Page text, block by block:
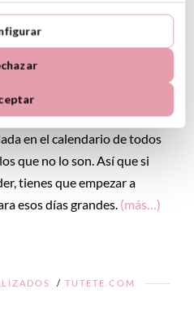
DE ABRIL»
2013
la esperadaFeria de
en el calendario de todos
que no lo son. Así que si
tienes que empezar a
esos días grandes. (más…)
/ TUTETE.COM